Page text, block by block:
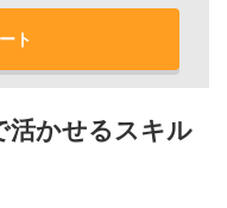
ト
活かせるスキル